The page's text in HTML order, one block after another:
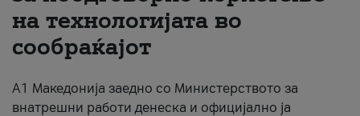
на технологијата во
сообраќајот
A1 Македонија заедно со Министерството за
внатрешни работи денеска и официјално ја